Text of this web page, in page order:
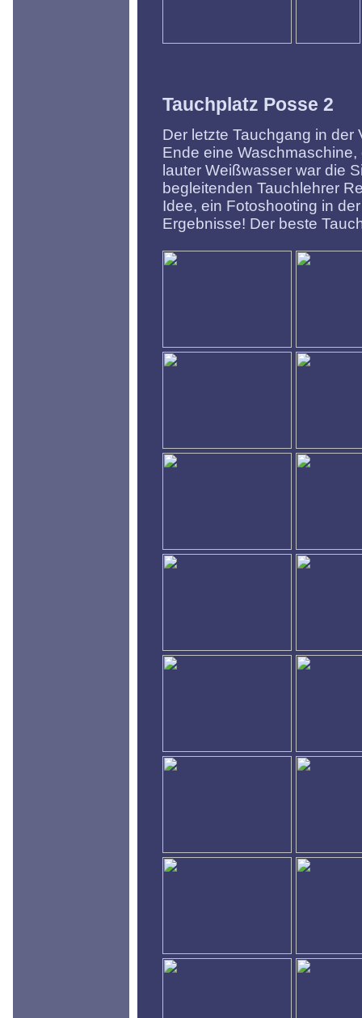
Tauchplatz Posse 2
Der letzte Tauchgang in der
Ende eine
lauter Weißwasser war die
begleitenden Tauchlehrer
Idee, ein Fotoshooting in
Ergebnisse! Der beste